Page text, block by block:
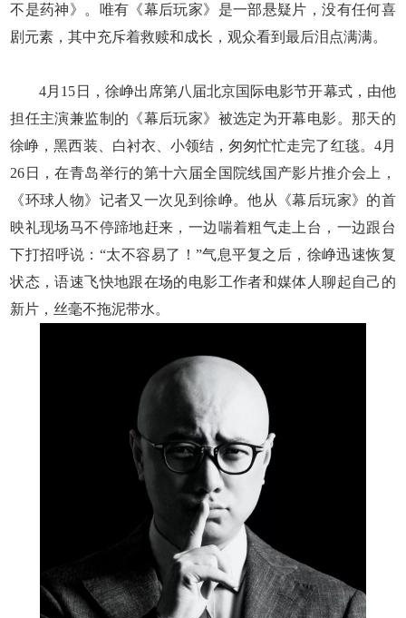
不是药神》。唯有《幕后玩家》是一部悬疑片，没有任何喜
剧元素，其中充斥着救赎和成长，观众看到最后泪点满满。
4月15日，徐峥出席第八届北京国际电影节开幕式，由他
担任主演兼监制的《幕后玩家》被选定为开幕电影。那天的
徐峥，黑西装、白衬衣、小领结，匆匆忙忙走完了红毯。4月
26日，在青岛举行的第十六届全国院线国产影片推介会上，
《环球人物》记者又一次见到徐峥。他从《幕后玩家》的首
映礼现场马不停蹄地赶来，一边喘着粗气走上台，一边跟台
下打招呼说：“太不容易了！”气息平复之后，徐峥迅速恢复
状态，语速飞快地跟在场的电影工作者和媒体人聊起自己的
新片，丝毫不拖泥带水。